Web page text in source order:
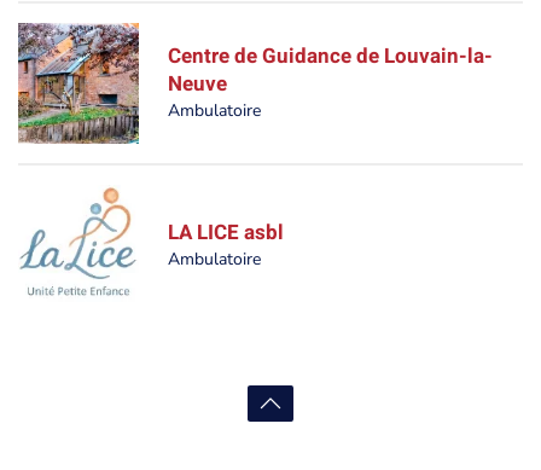
Centre de Guidance de Louvain-la-
Neuve
Ambulatoire
LA LICE asbl
Ambulatoire